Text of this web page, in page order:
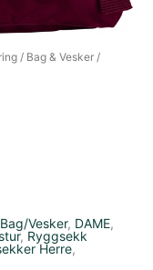
/ Bag & Vesker /
Bag/Vesker, DAME,
, Ryggsekk
Herre,